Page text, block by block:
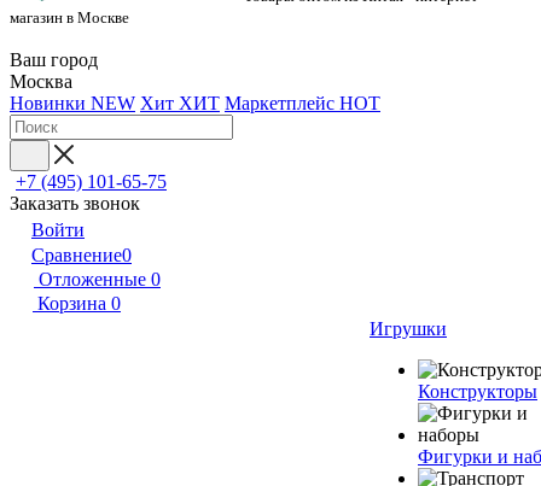
магазин в Москве
Ваш город
Москва
Новинки NEW Хит ХИТ Маркетплейс HOT
+7 (495) 101-65-75
Заказать звонок
Войти
Сравнение0
Отложенные 0
Корзина 0
Игрушки
Конструкторы
Фигурки и